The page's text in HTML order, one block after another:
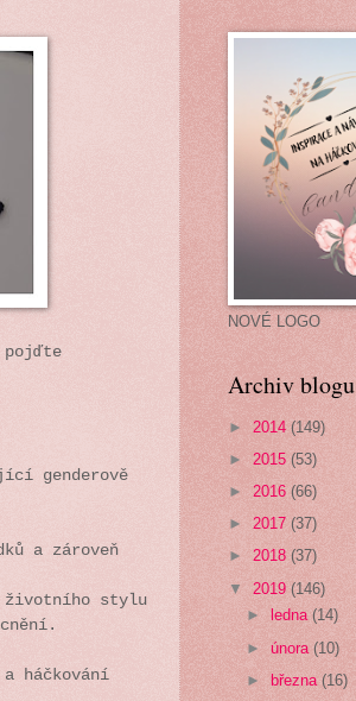
genderově
a zároveň
životního stylu
háčkování
NOVÉ LOGO
Archiv blogu
► 2014 (149)
► 2015 (53)
► 2016 (66)
► 2017 (37)
► 2018 (37)
▼ 2019 (146)
►
ledna(14)
►února (10)
►
března(16)